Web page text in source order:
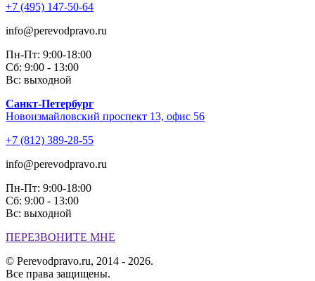
+7 (495) 147-50-64
info@perevodpravo.ru
Пн-Пт: 9:00-18:00
Сб: 9:00 - 13:00
Вс: выходной
Санкт-Петербург
Новоизмайловский проспект 13, офис 56
+7 (812) 389-28-55
info@perevodpravo.ru
Пн-Пт: 9:00-18:00
Сб: 9:00 - 13:00
Вс: выходной
ПЕРЕЗВОНИТЕ МНЕ
© Perevodpravo.ru, 2014 - 2026.
Все права защищены.